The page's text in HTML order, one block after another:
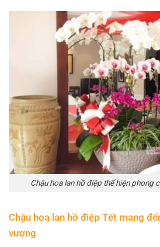
Chậu hoa lan hồ điệp thể hiện phong
Chậu hoa lan hồ điệp Tết mang
vượng